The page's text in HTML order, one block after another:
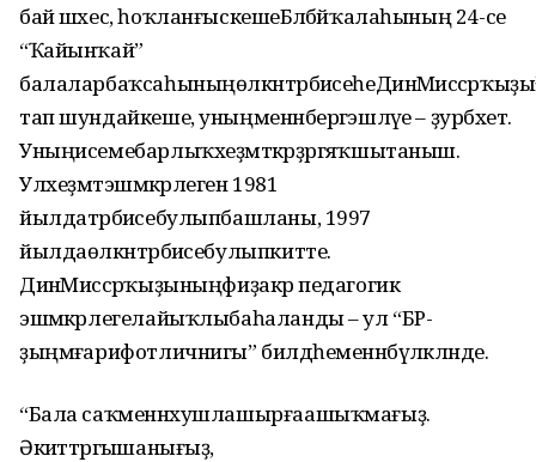
бай шәхес, һоҡланғыскешеБәләбәйҡалаһының 24-се
“Ҡайынҡай”
тап шундайкеше, уныңменәнбергәэшләүе – ҙурбәхет.
Уныңисемебарлыҡхеҙмәткәрҙәргәяҡшытаныш.
Улхеҙмәтэшмәкәрлеген 1981
йылдатәрбиәсебулыпбашланы, 1997
йылдаөлкәнтәрбиәсебулыпкитте.
ДинәМиәссәрҡыҙыныңфиҙакәр педагогик
эшмәкәрлегелайыҡлыбаһаланды – ул “БР-
ҙыңмәғарифотличнигы” билдәһеменәнбүләкләнде.
“Бала саҡменәнхушлашырғаашыҡмағыҙ.
Әкиәттәргәышанығыҙ,